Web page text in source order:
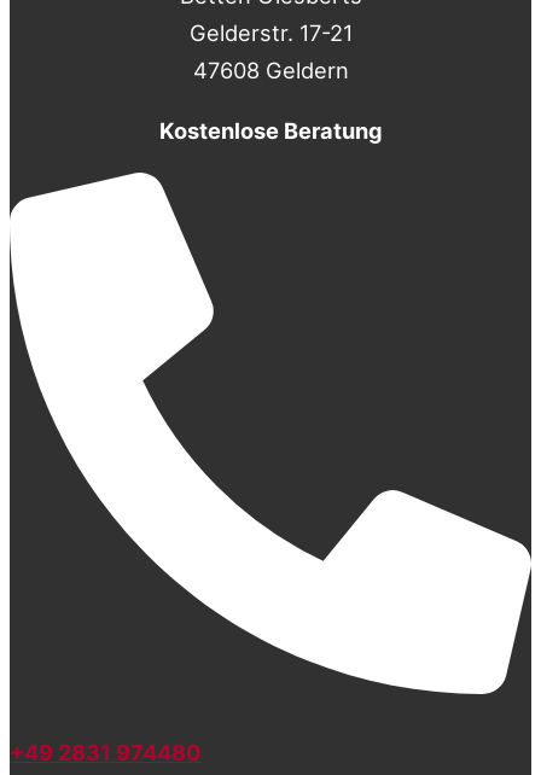
Gelderstr. 17-21
47608 Geldern
Kostenlose Beratung
+49 2831 974480